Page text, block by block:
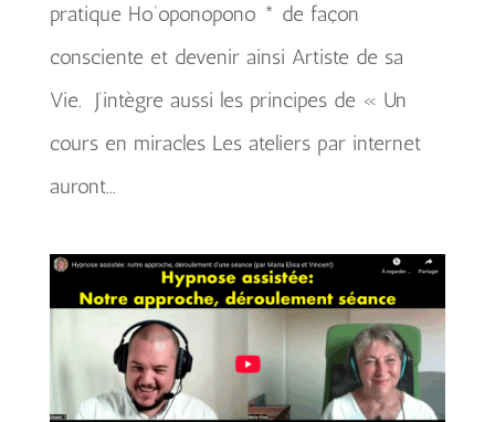
pratique Ho’oponopono * de façon
consciente et devenir ainsi Artiste de sa
Vie. J’intègre aussi les principes de « Un
cours en miracles Les ateliers par internet
auront...